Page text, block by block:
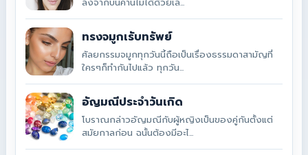
ทรงจมูกเรับทรัพย์
ศัลยกรรมจมูกทุกวันนี้ถือเป็นเรื่องธรรมดาสามัญที่
ใครๆก็ทำกันไปแล้ว ทุกวัน...
อัญมณีประจำวันเกิด
โบราณกล่าวอัญมณีกับผู้หญิงเป็นของคู่กันตั้งแต่
สมัยกาลก่อน ฉนั้นต้องมีอะไ...